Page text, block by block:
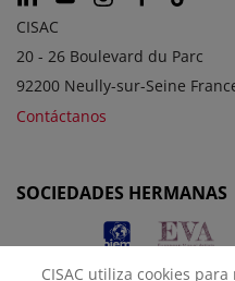
CISAC
20 - 26 Boulevard du Parc
92200 Neully-sur-Seine
Contáctanos
SOCIEDADES HERMANAS
CISAC utiliza cookies